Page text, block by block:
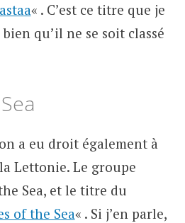
« . C’est ce titre que je
qu’il ne se soit classé
a eu droit également à
Lettonie. Le groupe
Sea, et le titre du
of the Sea« . Si j’en parle,